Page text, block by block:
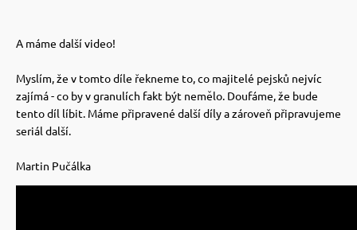
psov
psov
pre psov
mačky
mačky
A máme další video!
Myslím, že v tomto díle řekneme to, co majitelé pejsků nejvíc
zajímá - co by v granulích fakt být nemělo. Doufáme, že bude
tento díl líbit. Máme připravené další díly a zároveň připravujeme
seriál další.
Martin Pučálka